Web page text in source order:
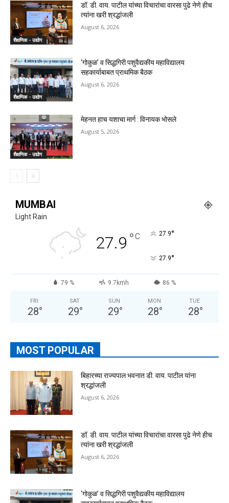
शैक्षणिक - उद्योग
डॉ. डी. वाय. पाटील यांच्या विचारांचा वारसा पुढे नेणे हीच
त्यांना खरी श्रद्धांजली
August 6, 2026
शैक्षणिक - उद्योग
‘गोकुळ’ व सिद्धगिरी पशुवैद्यकीय महाविद्यालय
सहकार्याबाबत प्राथमिक बैठक
August 6, 2026
शैक्षणिक - उद्योग
मेहनत हाच यशाचा मार्ग : विनायक भोसले
August 5, 2026
MUMBAI
Light Rain
27.9 °C 27.9°
27.9°
79 % 9.7kmh 86 %
FRI
28°
SAT
29°
SUN
29°
MON
28°
TUE
28°
MOST POPULAR
बिहारच्या राज्यपाल भवनात डी. वाय. पाटील यांना
श्रद्धांजली
August 6, 2026
डॉ. डी. वाय. पाटील यांच्या विचारांचा वारसा पुढे नेणे हीच
त्यांना खरी श्रद्धांजली
August 6, 2026
‘गोकुळ’ व सिद्धगिरी पशुवैद्यकीय महाविद्यालय